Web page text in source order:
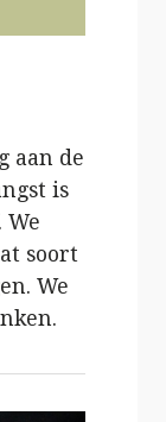
aan de
is
We
soort
We